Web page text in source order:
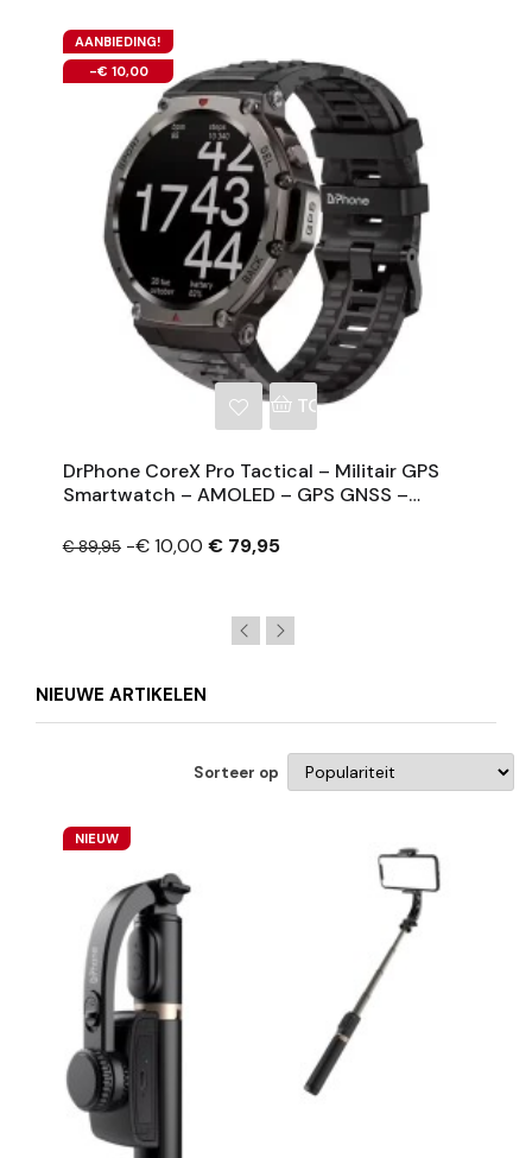
AANBIEDING!
-€ 10,00
TOEVOEGEN AAN
DrPhone CoreX Pro Tactical – Militair GPS
Smartwatch – AMOLED – GPS GNSS –
Horloge Heren
€ 89,95 -€ 10,00 € 79,95
NIEUWE ARTIKELEN
Sorteer op
NIEUW